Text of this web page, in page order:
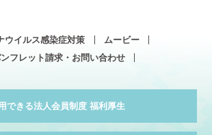
ウイルス感染症対策
ムービー
フレット請求・お問い合わせ
できる法人会員制度 福利厚生